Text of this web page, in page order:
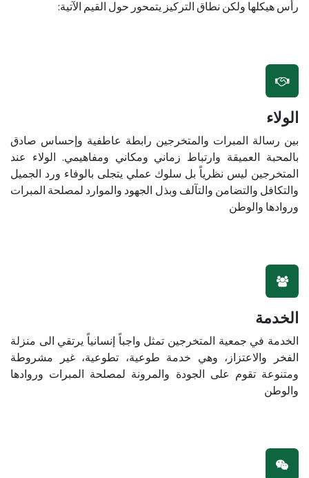
رأس هيكلها ولكن نطاق التركيز يتمحور حول القيم الآتية:
الولاء
بين رسالة المبرات والمتخرجين رابطة عاطفية وإحساس صادق
بالمحبة العميقة وارتباط زماني ومكاني ومفاهيمي. الولاء عند
المتخرجين ليس نظرياً بل سلوك عملي يتجلى بالوفاء ورد الجميل
والتكافل والتضامن والتآلف وبذل الجهود والموارد لمصلحة المبرات
وروادها والوطن
الخدمة
الخدمة في جمعية المتخرجين تمثل واجباً إنسانياً يرتقي الى منزلة
الفخر والاعتزاز، وهي خدمة طوعية، تطوعية، غير مشروطة
ومتنوعة تقوم على الجودة والمرونة لمصلحة المبرات وروادها
والوطن